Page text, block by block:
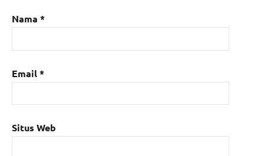
Nama *
Email*
Situs Web